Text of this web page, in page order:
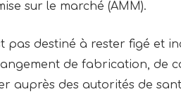
sur le marché (AMM).
pas destiné à rester figé et
de fabrication, de
auprès des autorités de